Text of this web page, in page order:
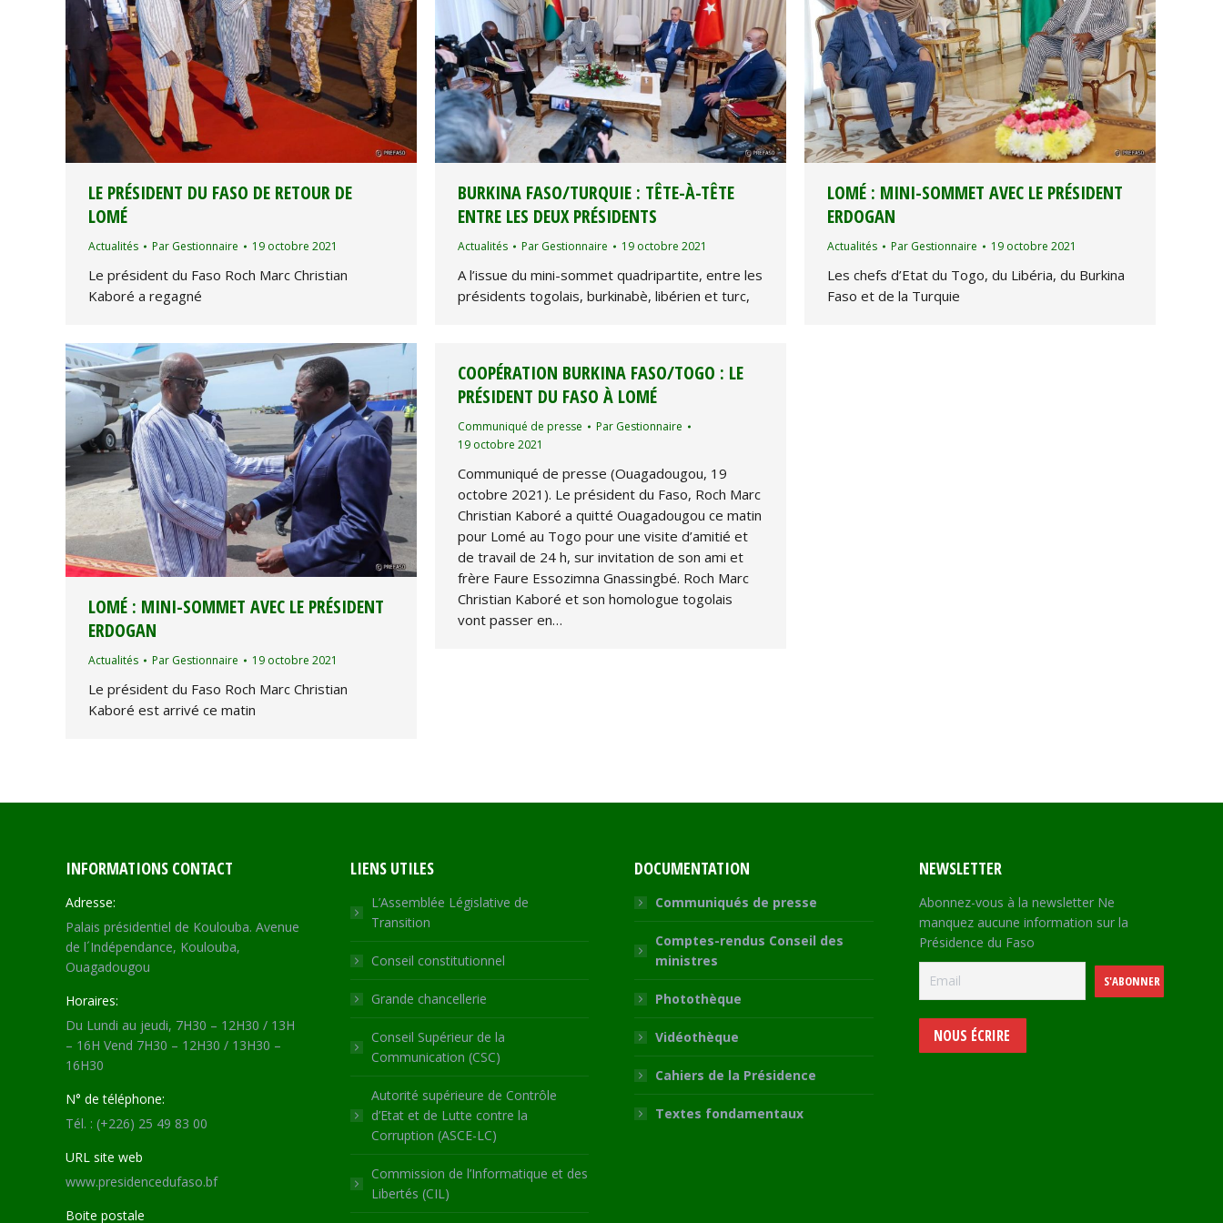
LE PRÉSIDENT DU FASO DE RETOUR DE
LOMÉ
Actualités Par Gestionnaire 19 octobre 2021
Le président du Faso Roch Marc Christian
Kaboré a regagné
BURKINA FASO/TURQUIE : TÊTE-À-TÊTE
ENTRE LES DEUX PRÉSIDENTS
Actualités Par Gestionnaire 19 octobre 2021
A l’issue du mini-sommet quadripartite, entre les
présidents togolais, burkinabè, libérien et turc,
LOMÉ : MINI-SOMMET AVEC LE PRÉSIDENT
ERDOGAN
Actualités Par Gestionnaire 19 octobre 2021
Les chefs d’Etat du Togo, du Libéria, du Burkina
Faso et de la Turquie
LOMÉ : MINI-SOMMET AVEC LE PRÉSIDENT
ERDOGAN
Actualités Par Gestionnaire 19 octobre 2021
Le président du Faso Roch Marc Christian
Kaboré est arrivé ce matin
COOPÉRATION BURKINA FASO/TOGO : LE
PRÉSIDENT DU FASO À LOMÉ
Communiqué de presse Par Gestionnaire
19 octobre 2021
Communiqué de presse (Ouagadougou, 19
octobre 2021). Le président du Faso, Roch Marc
Christian Kaboré a quitté Ouagadougou ce matin
pour Lomé au Togo pour une visite d’amitié et
de travail de 24 h, sur invitation de son ami et
frère Faure Essozimna Gnassingbé. Roch Marc
Christian Kaboré et son homologue togolais
vont passer en…
INFORMATIONS CONTACT
Adresse:
Palais présidentiel de Koulouba. Avenue
de l´Indépendance, Koulouba,
Ouagadougou
Horaires:
Du Lundi au jeudi, 7H30 – 12H30 / 13H
– 16H Vend 7H30 – 12H30 / 13H30 –
16H30
N° de téléphone:
Tél. : (+226) 25 49 83 00
URL site web
www.presidencedufaso.bf
Boite postale
LIENS UTILES
L’Assemblée Législative de
Transition
Conseil constitutionnel
Grande chancellerie
Conseil Supérieur de la
Communication (CSC)
Autorité supérieure de Contrôle
d’Etat et de Lutte contre la
Corruption (ASCE-LC)
Commission de l’Informatique et des
Libertés (CIL)
DOCUMENTATION
Communiqués de presse
Comptes-rendus Conseil des
ministres
Photothèque
Vidéothèque
Cahiers de la Présidence
Textes fondamentaux
NEWSLETTER
Abonnez-vous à la newsletter Ne
manquez aucune information sur la
Présidence du Faso
NOUS ÉCRIRE